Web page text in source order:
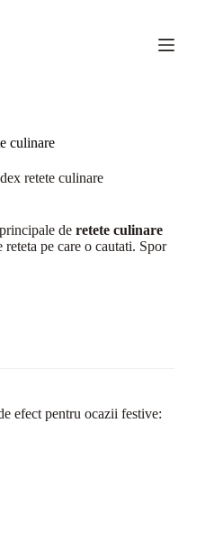
culinare
retete culinare
de retete culinare
reteta pe care o cautati. Spor
efect pentru ocazii festive: